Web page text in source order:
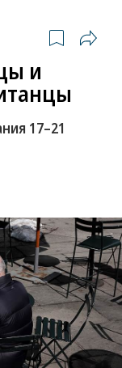
и
17–21